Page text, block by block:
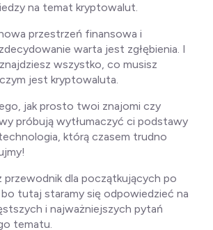
na temat kryptowalut.
przestrzeń finansowa i
warta jest zgłębienia. I
wszystko, co musisz
jest kryptowaluta.
jak prosto twoi znajomi czy
próbują wytłumaczyć ci podstawy
którą czasem trudno
przewodnik dla początkujących po
tutaj staramy się odpowiedzieć na
i najważniejszych pytań
tematu.